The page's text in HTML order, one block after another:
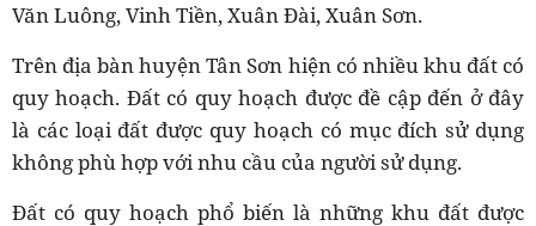
Văn Luông, Vinh Tiền, Xuân Đài, Xuân Sơn.
Trên địa bàn huyện Tân Sơn hiện có nhiều khu đất có
quy hoạch. Đất có quy hoạch được đề cập đến ở đây
là các loại đất được quy hoạch có mục đích sử dụng
không phù hợp với nhu cầu của người sử dụng.
Đất có quy hoạch phổ biến là những khu đất được